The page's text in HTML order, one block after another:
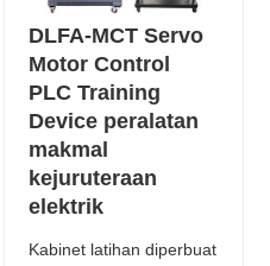
DLFA-MCT Servo
Motor Control
PLC Training
Device peralatan
makmal
kejuruteraan
elektrik
Kabinet latihan diperbuat